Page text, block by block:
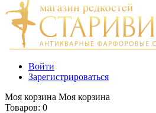
Войти
Зарегистрироваться
Моя корзина Моя корзина
Товаров: 0